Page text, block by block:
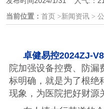
当前位置： 首页 >新闻资讯 >
卓健易控2024ZJ-
院加强设备控费、防漏
标明确，就是为了根绝
现象，为医院把好财源